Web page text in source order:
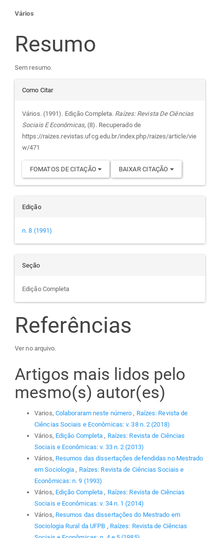
Conteúdo
do
artigo
principal
Vários
Resumo
Sem resumo.
Detalhes
do
artigo
Como Citar
Vários. (1991). Edição Completa. Raízes: Revista De Ciências
Sociais E Econômicas, (8). Recuperado de
https://raizes.revistas.ufcg.edu.br/index.php/raizes/article/vie
w/471
FOMATOS DE CITAÇÃO BAIXAR CITAÇÃO
Edição
n. 8 (1991)
Seção
Edição Completa
Referências
Ver no arquivo.
Artigos mais lidos pelo
mesmo(s) autor(es)
Varios, Colaboraram neste número , Raízes: Revista de
Ciências Sociais e Econômicas: v. 38 n. 2 (2018)
Vários, Edição Completa , Raízes: Revista de Ciências
Sociais e Econômicas: v. 33 n. 2 (2013)
Vários, Resumos das dissertações defendidas no Mestrado
em Sociologia , Raízes: Revista de Ciências Sociais e
Econômicas: n. 9 (1993)
Vários, Edição Completa , Raízes: Revista de Ciências
Sociais e Econômicas: v. 34 n. 1 (2014)
Vários, Resumos das dissertações do Mestrado em
Sociologia Rural da UFPB , Raízes: Revista de Ciências